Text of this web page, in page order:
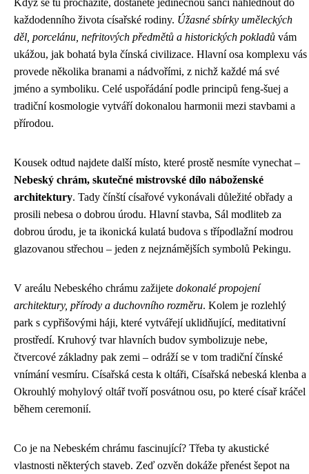
každodenního života císařské rodiny. Úžasné sbírky uměleckých
děl, porcelánu, nefritových předmětů a historických pokladů vám
ukážou, jak bohatá byla čínská civilizace. Hlavní osa komplexu vás
provede několika branami a nádvořími, z nichž každé má své
jméno a symboliku. Celé uspořádání podle principů feng-šuej a
tradiční kosmologie vytváří dokonalou harmonii mezi stavbami a
přírodou.
Kousek odtud najdete další místo, které prostě nesmíte vynechat –
Nebeský chrám, skutečné mistrovské dílo náboženské
architektury. Tady čínští císařové vykonávali důležité obřady a
prosili nebesa o dobrou úrodu. Hlavní stavba, Sál modliteb za
dobrou úrodu, je ta ikonická kulatá budova s třípodlažní modrou
glazovanou střechou – jeden z nejznámějších symbolů Pekingu.
V areálu Nebeského chrámu zažijete dokonalé propojení
architektury, přírody a duchovního rozměru. Kolem je rozlehlý
park s cypřišovými háji, které vytvářejí uklidňující, meditativní
prostředí. Kruhový tvar hlavních budov symbolizuje nebe,
čtvercové základny pak zemi – odráží se v tom tradiční čínské
vnímání vesmíru. Císařská cesta k oltáři, Císařská nebeská klenba a
Okrouhlý mohylový oltář tvoří posvátnou osu, po které císař kráčel
během ceremonií.
Co je na Nebeském chrámu fascinující? Třeba ty akustické
vlastnosti některých staveb. Zeď ozvěn dokáže přenést šepot na